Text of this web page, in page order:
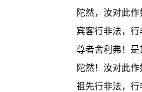
陀然，汝对此
宾客行非法，
尊者舍利弗！是
陀然！汝对此
祖先行非法，行